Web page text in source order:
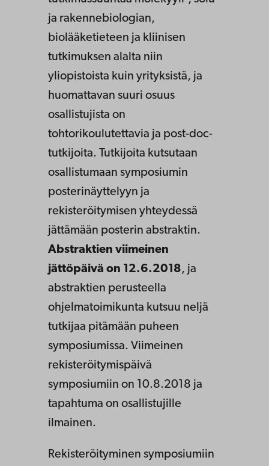
ja rakennebiologian,
biolääketieteen ja kliinisen
tutkimuksen alalta niin
yliopistoista kuin yrityksistä, ja
huomattavan suuri osuus
osallistujista on
tohtorikoulutettavia ja post-doc-
tutkijoita. Tutkijoita kutsutaan
osallistumaan symposiumin
posterinäyttelyyn ja
rekisteröitymisen yhteydessä
jättämään posterin abstraktin.
Abstraktien viimeinen
jättöpäivä on 12.6.2018, ja
abstraktien perusteella
ohjelmatoimikunta kutsuu neljä
tutkijaa pitämään puheen
symposiumissa. Viimeinen
rekisteröitymispäivä
symposiumiin on 10.8.2018 ja
tapahtuma on osallistujille
ilmainen.
Rekisteröityminen symposiumiin